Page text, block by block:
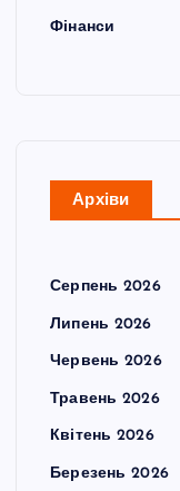
Фінанси
Архіви
Серпень 2026
Липень 2026
Червень 2026
Травень 2026
Квітень 2026
Березень 2026